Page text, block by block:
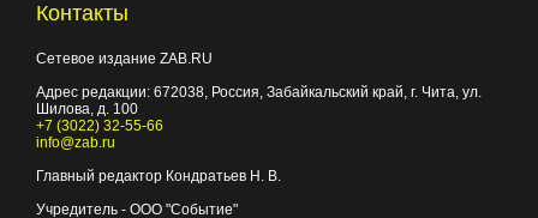
Контакты
Сетевое издание ZAB.RU
Адрес редакции: 672038, Россия, Забайкальский край, г. Чита, ул.
Шилова, д. 100
+7 (3022) 32-55-66
info@zab.ru
Главный редактор Кондратьев Н. В.
Учредитель - ООО "Событие"